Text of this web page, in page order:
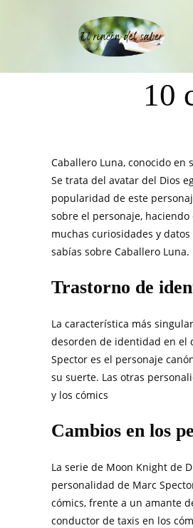
10
Caballero Luna, conocido
Se trata del avatar del Dios
popularidad de este
sobre el personaje,
muchas curiosidades y
sabías sobre Caballero Luna.
Trastorno de
La característica más
desorden de identidad en el
Spector es el personaje
su suerte. Las otras
y los cómics
Cambios en los
La serie de Moon Knight de
personalidad de Marc
cómics, frente a un amante
conductor de taxis en los